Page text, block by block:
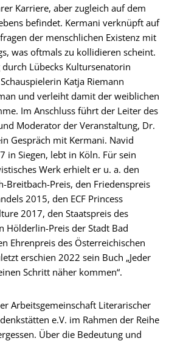
Karriere, aber zugleich auf dem
befindet. Kermani verknüpft auf
der menschlichen Existenz mit
was oftmals zu kollidieren scheint.
Lübecks Kultursenatorin
Katja Riemann
und verleiht damit der weiblichen
Im Anschluss führt der Leiter des
Moderator der Veranstaltung, Dr.
Gespräch mit Kermani. Navid
in Siegen, lebt in Köln. Für sein
Werk erhielt er u. a. den
Breitbach-Preis, den Friedenspreis
2015, den ECF Princess
2017, den Staatspreis des
Hölderlin-Preis der Stadt Bad
Ehrenpreis des Österreichischen
erschien 2022 sein Buch „Jeder
Schritt näher kommen“.
Arbeitsgemeinschaft Literarischer
e.V. im Rahmen der Reihe
Über die Bedeutung und